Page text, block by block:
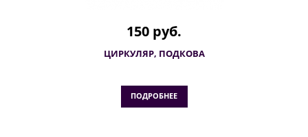
150 руб.
ЦИРКУЛЯР, ПОДКОВА
ПОДРОБНЕЕ